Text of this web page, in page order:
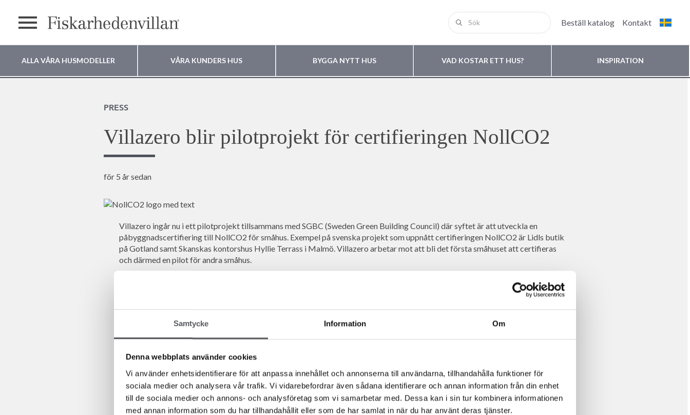
Samtycke Information Om
Denna webbplats använder cookies
Vi använder enhetsidentifierare för att anpassa innehållet och annonserna till användarna, tillhandahålla funktioner för
sociala medier och analysera vår trafik. Vi vidarebefordrar även sådana identifierare och annan information från din enhet
till de sociala medier och annons- och analysföretag som vi samarbetar med. Dessa kan i sin tur kombinera informationen
med annan information som du har tillhandahållit eller som de har samlat in när du har använt deras tjänster.
Beställ katalog Kontakt
ALLA VÅRA HUSMODELLER VÅRA KUNDERS HUS BYGGA NYTT HUS VAD KOSTAR ETT HUS? INSPIRATION
Var vill du bygga
ditt hus?
PRESS
Villazero blir pilotprojekt för certifieringen NollCO2
för 5 år sedan
Villazero ingår nu i ett pilotprojekt tillsammans med SGBC (Sweden Green Building Council) där syftet är att utveckla en
påbyggnadscertifiering till NollCO2 för småhus. Exempel på svenska projekt som uppnått certifieringen NollCO2 är Lidls butik
på Gotland samt Skanskas kontorshus Hyllie Terrass i Malmö. Villazero arbetar mot att bli det första småhuset att certifieras
och därmed en pilot för andra småhus.
- Villazero är ett mycket intressant pilotprojekt som kommer att visa hur vi kan bygga småhus med nettonoll klimatpåverkan
men även var svårigheterna och utmaningarna finns. Förväntningen är att göra det möjligt för konsumenter att köpa småhus med
nettonoll klimatpåverkan. Det här kan bli ett signifikant bidrag då ett hus ofta är den största materiella investeringen vi gör i våra
Gabriella Hagman, vd på Mondo Arkitekter Dalarna, säger:
- Vi i Villazero-projektet är stolta och glada över att vi har blivit utvalda av SGBC att delta som pilotprojekt för småhus inom
NollCO2. SGBC bidrar med mycket kunskap och tillsammans kan vi utveckla och förbättra det hållbara och innovativa
byggandet även för mindre hus. Det ska bli intressant att ta del av andra pilotprojekt och höra om vad de har för erfarenheter av
att bygga koldioxidneutralt.